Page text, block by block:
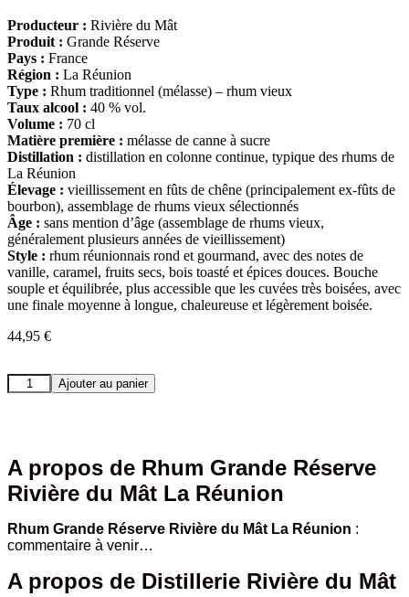
Producteur : Rivière du Mât
Produit : Grande Réserve
Pays : France
Région : La Réunion
Type : Rhum traditionnel (mélasse) – rhum vieux
Taux alcool : 40 % vol.
Volume : 70 cl
Matière première : mélasse de canne à sucre
Distillation : distillation en colonne continue, typique des rhums de
La Réunion
Élevage : vieillissement en fûts de chêne (principalement ex-fûts de
bourbon), assemblage de rhums vieux sélectionnés
Âge : sans mention d’âge (assemblage de rhums vieux,
généralement plusieurs années de vieillissement)
Style : rhum réunionnais rond et gourmand, avec des notes de
vanille, caramel, fruits secs, bois toasté et épices douces. Bouche
souple et équilibrée, plus accessible que les cuvées très boisées, avec
une finale moyenne à longue, chaleureuse et légèrement boisée.
44,95 €
quantité
de
Rivière
du
Mât
Réunion
Ajouter au panier
A propos de Rhum Grande Réserve
Rivière du Mât La Réunion
Rhum Grande Réserve Rivière du Mât La Réunion :
commentaire à venir…
A propos de Distillerie Rivière du Mât